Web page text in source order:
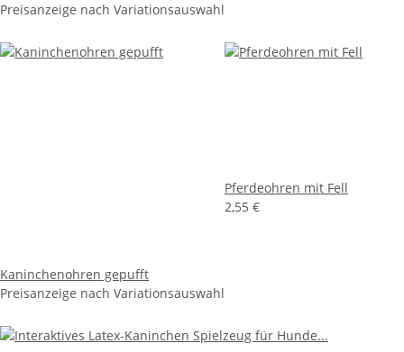
Preisanzeige nach Variationsauswahl
Kaninchenohren gepufft
Preisanzeige nach Variationsauswahl
Pferdeohren mit Fell
2,55 €